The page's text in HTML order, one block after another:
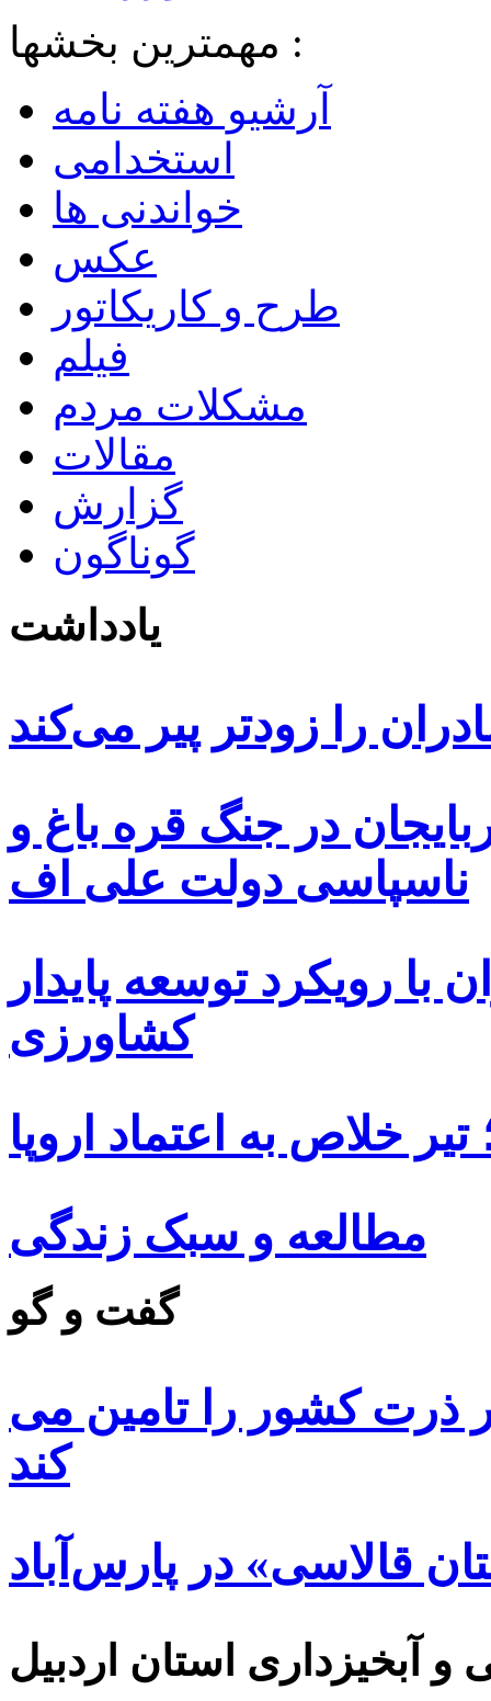
مهمترین بخشها :
آرشیو هفته نامه
استخدامی
خواندنی ها
عکس
طرح و کاریکاتور
فیلم
مشکلات مردم
مقالات
گزارش
گوناگون
یادداشت
را زودتر پیر می‌کند
در جنگ قره باغ و
ناسپاسی دولت علی اف
با رویکرد توسعه پایدار
کشاورزی
خلاص به اعتماد اروپا
مطالعه و سبک زندگی
گفت و گو
۸۵ درصد بذر ذرت کشور را تامین می
کند
قالاسی» در پارس‌آباد